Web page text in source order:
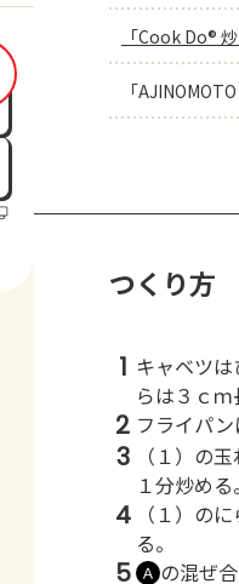
「Cook Do®
「
つくり方
1 キャベツ
らは３ｃｍ
2 フライパ
3
（１）の
１分炒める。
4
（１）の
る。
5 Ａ の混ぜ